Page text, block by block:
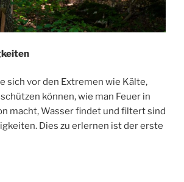
sich vor den Extremen wie Kälte,
können, wie man Feuer in
macht, Wasser findet und filtert sind
Dies zu erlernen ist der erste